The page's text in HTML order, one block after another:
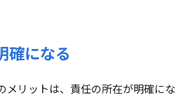
確になる
メリットは、責任の所在が明確にな